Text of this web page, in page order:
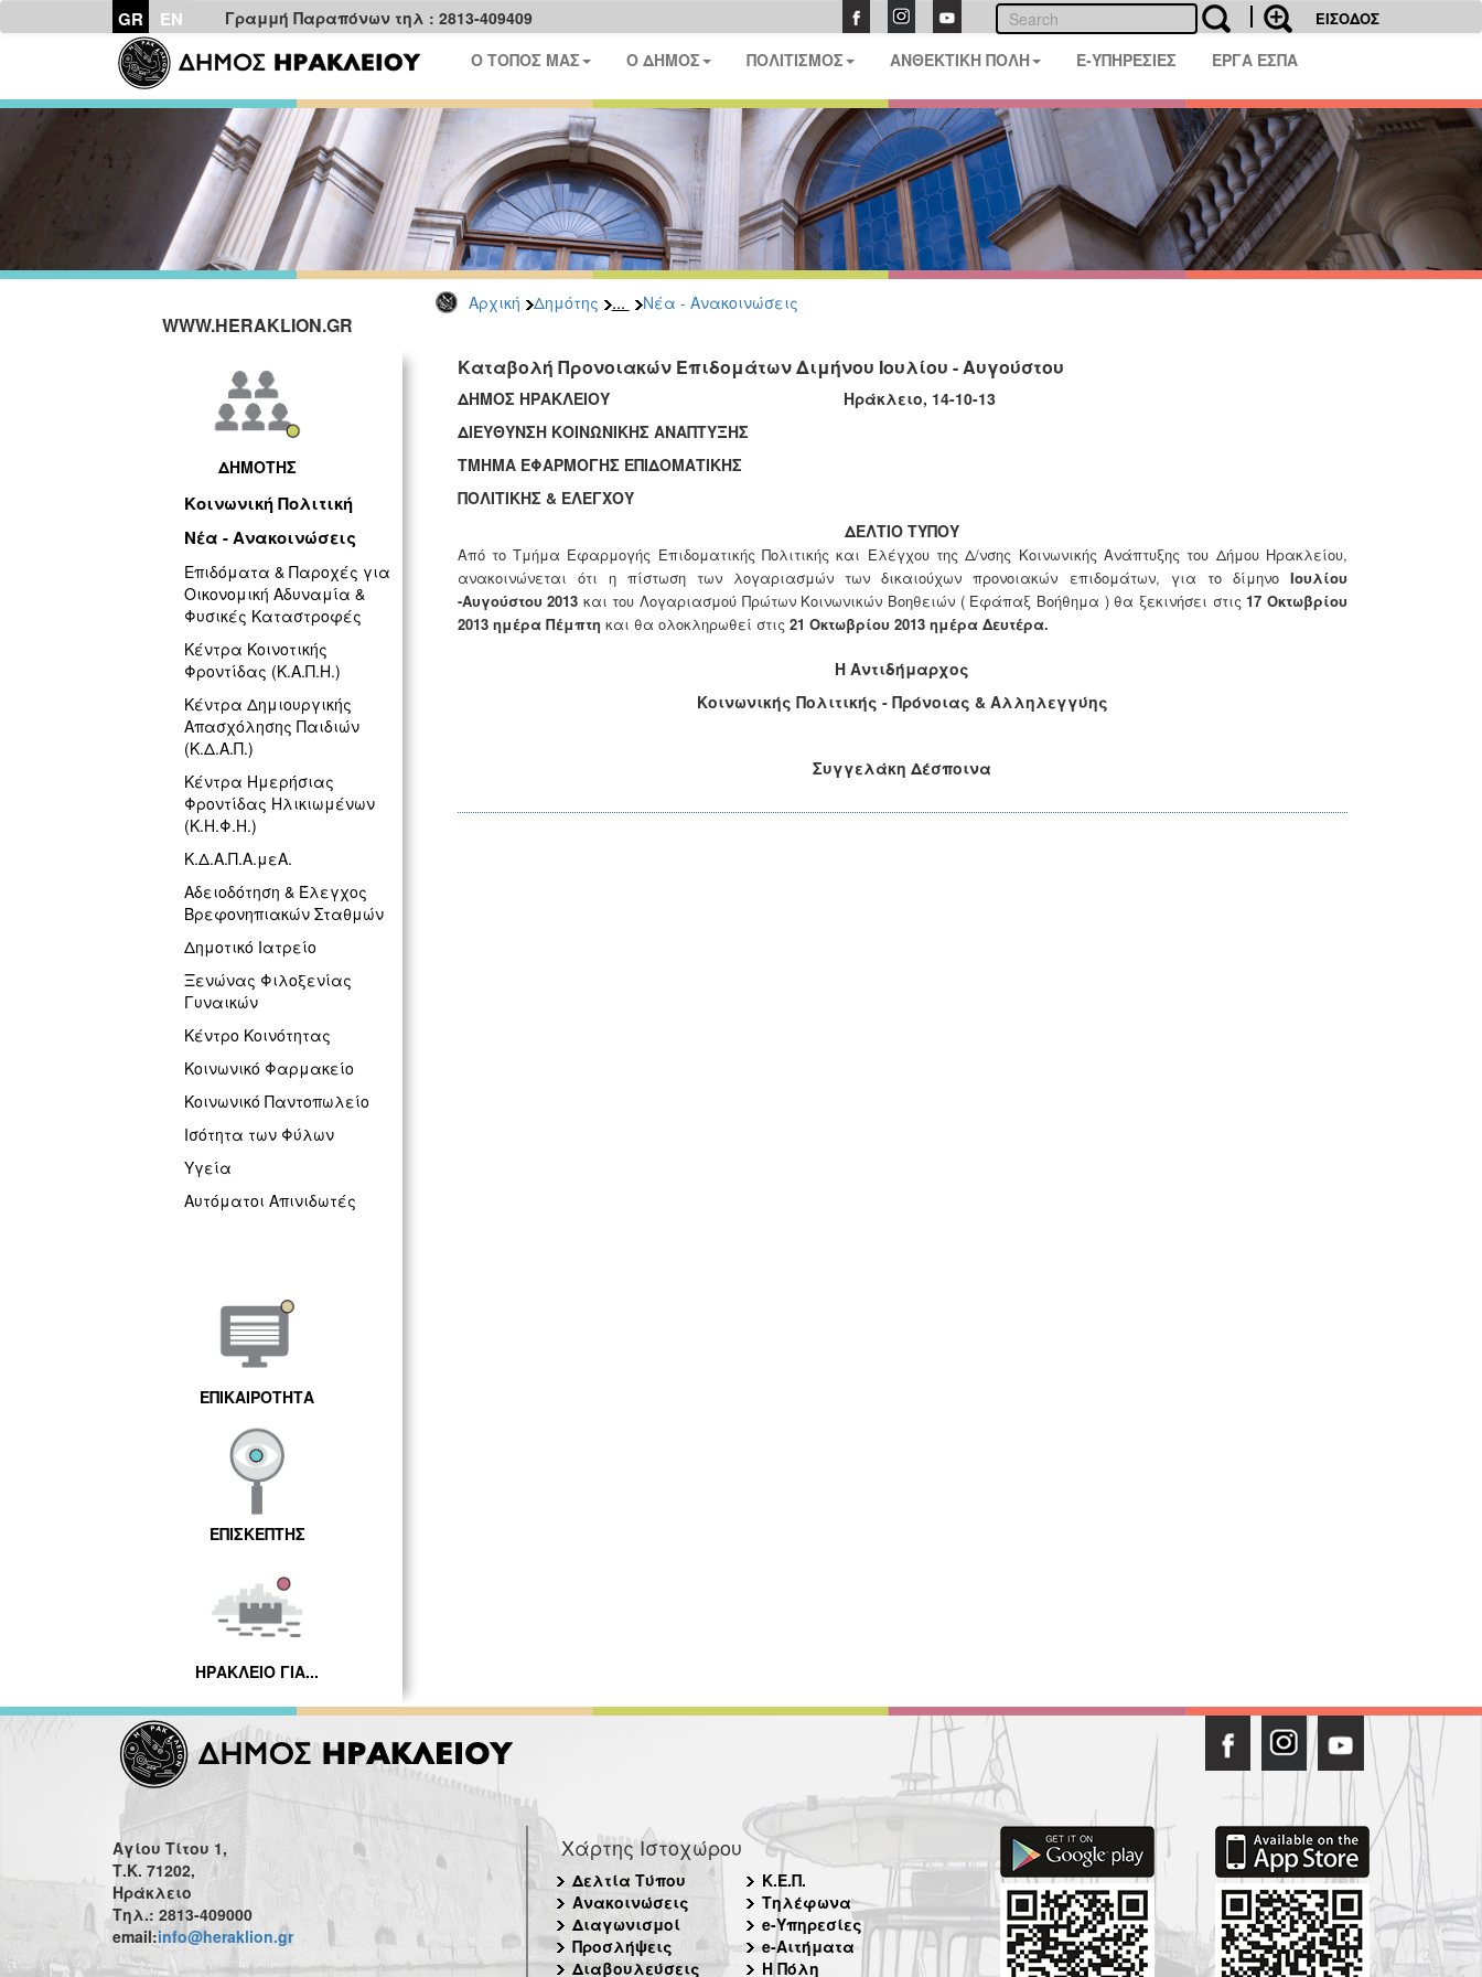
GR EN Γραμμή Παραπόνων τηλ : 2813-409409 ΕΙΣΟΔΟΣ
Ο ΤΟΠΟΣ ΜΑΣ Ο ΔΗΜΟΣ ΠΟΛΙΤΙΣΜΟΣ ΑΝΘΕΚΤΙΚΗ ΠΟΛΗ E-ΥΠΗΡΕΣΙΕΣ ΕΡΓΑ ΕΣΠΑ
Αρχική Δημότης ... Νέα - Ανακοινώσεις
WWW.HERAKLION.GR
ΔΗΜΟΤΗΣ
Κοινωνική Πολιτική
Νέα - Ανακοινώσεις
Επιδόματα & Παροχές για
Οικονομική Αδυναμία &
Φυσικές Καταστροφές
Κέντρα Κοινοτικής
Φροντίδας (Κ.Α.Π.Η.)
Κέντρα Δημιουργικής
Απασχόλησης Παιδιών
(Κ.Δ.Α.Π.)
Κέντρα Ημερήσιας
Φροντίδας Ηλικιωμένων
(Κ.Η.Φ.Η.)
Κ.Δ.Α.Π.Α.μεΑ.
Αδειοδότηση & Έλεγχος
Βρεφονηπιακών Σταθμών
Δημοτικό Ιατρείο
Ξενώνας Φιλοξενίας
Γυναικών
Κέντρο Κοινότητας
Κοινωνικό Φαρμακείο
Κοινωνικό Παντοπωλείο
Ισότητα των Φύλων
Υγεία
Αυτόματοι Απινιδωτές
ΕΠΙΚΑΙΡΟΤΗΤΑ
ΕΠΙΣΚΕΠΤΗΣ
ΗΡΑΚΛΕΙΟ ΓΙΑ...
Καταβολή Προνοιακών Επιδομάτων Διμήνου Ιουλίου - Αυγούστου
ΔΗΜΟΣ ΗΡΑΚΛΕΙΟΥ Ηράκλειο, 14-10-13
ΔΙΕΥΘΥΝΣΗ ΚΟΙΝΩΝΙΚΗΣ ΑΝΑΠΤΥΞΗΣ
ΤΜΗΜΑ ΕΦΑΡΜΟΓΗΣ ΕΠΙΔΟΜΑΤΙΚΗΣ
ΠΟΛΙΤΙΚΗΣ & ΕΛΕΓΧΟΥ
ΔΕΛΤΙΟ ΤΥΠΟΥ
Από το Τμήμα Εφαρμογής Επιδοματικής Πολιτικής και Ελέγχου της Δ/νσης Κοινωνικής Ανάπτυξης του Δήμου Ηρακλείου,
ανακοινώνεται ότι η πίστωση των λογαριασμών των δικαιούχων προνοιακών επιδομάτων, για το δίμηνο Ιουλίου
-Αυγούστου 2013 και του Λογαριασμού Πρώτων Κοινωνικών Βοηθειών ( Εφάπαξ Βοήθημα ) θα ξεκινήσει στις17 Οκτωβρίου
2013 ημέρα Πέμπτη και θα ολοκληρωθεί στις 21 Οκτωβρίου 2013 ημέρα Δευτέρα.
Η Αντιδήμαρχος
Κοινωνικής Πολιτικής - Πρόνοιας & Αλληλεγγύης
Συγγελάκη Δέσποινα
Αγίου Τίτου 1,
Τ.Κ. 71202,
Ηράκλειο
Τηλ.: 2813-409000
email:info@heraklion.gr
Χάρτης Ιστοχώρου
Δελτία Τύπου
Ανακοινώσεις
Διαγωνισμοί
Προσλήψεις
Διαβουλεύσεις
Κ.Ε.Π.
Τηλέφωνα
e-Υπηρεσίες
e-Αιτήματα
Η Πόλη